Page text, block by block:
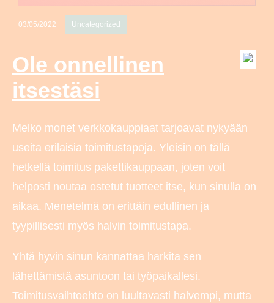
03/05/2022 Uncategorized
Ole onnellinen
itsestäsi
Melko monet verkkokauppiaat tarjoavat nykyään
useita erilaisia toimitustapoja. Yleisin on tällä
hetkellä toimitus pakettikauppaan, joten voit
helposti noutaa ostetut tuotteet itse, kun sinulla on
aikaa. Menetelmä on erittäin edullinen ja
tyypillisesti myös halvin toimitustapa.
Yhtä hyvin sinun kannattaa harkita sen
lähettämistä asuntoon tai työpaikallesi.
Toimitusvaihtoehto on luultavasti halvempi, mutta